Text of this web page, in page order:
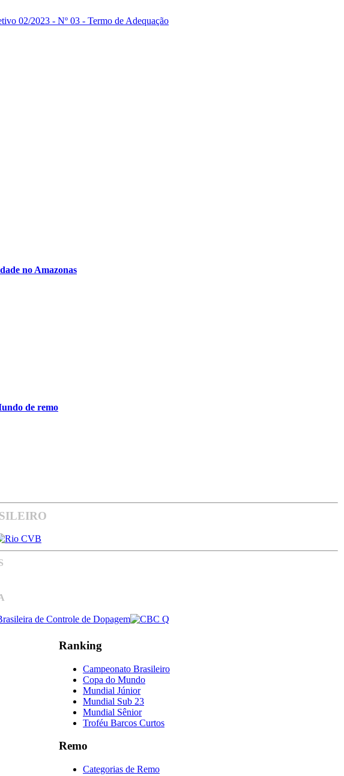
02/2023 - Nº 03 - Termo de Adequação
no Amazonas
de remo
Ranking
Campeonato Brasileiro
Copa do Mundo
Mundial Júnior
Mundial Sub 23
Mundial Sênior
Troféu Barcos Curtos
Remo
Categorias de Remo